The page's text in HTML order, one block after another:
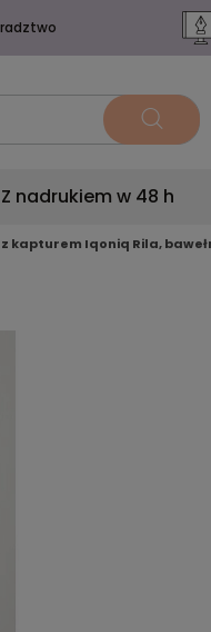
Z nadrukiem w 48 h
kapturem Iqoniq Rila,